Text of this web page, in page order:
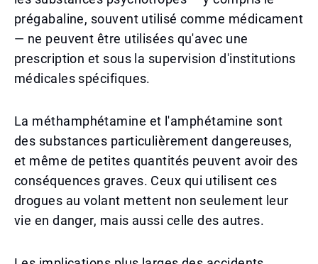
prégabaline, souvent utilisé comme médicament
— ne peuvent être utilisées qu'avec une
prescription et sous la supervision d'institutions
médicales spécifiques.
La méthamphétamine et l'amphétamine sont
des substances particulièrement dangereuses,
et même de petites quantités peuvent avoir des
conséquences graves. Ceux qui utilisent ces
drogues au volant mettent non seulement leur
vie en danger, mais aussi celle des autres.